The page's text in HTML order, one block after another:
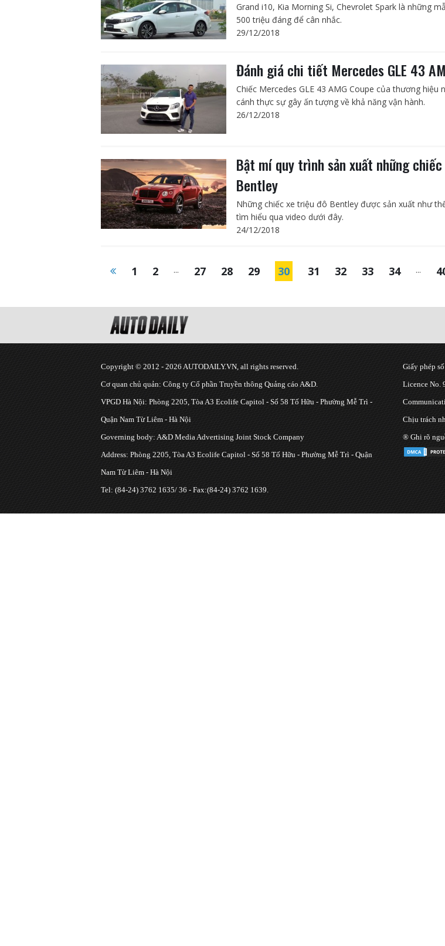
Grand i10, Kia Morning Si, Chevrolet Spark là những
500 triệu đáng để cân nhắc.
29/12/2018
Đánh giá chi tiết Mercedes GLE 43
Chiếc Mercedes GLE 43 AMG Coupe của thương hiệu
cánh thực sự gây ấn tượng về khả năng vận hành.
26/12/2018
Bật mí quy trình sản xuất những
Bentley
Những chiếc xe triệu đô Bentley được sản xuất như
tìm hiểu qua video dưới đây.
24/12/2018
1 2 ... 27 28 29 30 31 32 33 34 ...
Copyright © 2012 - 2026 AUTODAILY.VN, all rights reserved.
Cơ quan chủ quản: Công ty Cổ phần Truyền thông Quảng cáo A&D.
VPGD Hà Nội: Phòng 2205, Tòa A3 Ecolife Capitol - Số 58 Tố Hữu - Phường Mễ Trì -
Quận Nam Từ Liêm - Hà Nội
Governing body: A&D Media Advertising Joint Stock Company
Address: Phòng 2205, Tòa A3 Ecolife Capitol - Số 58 Tố Hữu - Phường Mễ Trì - Quận
Nam Từ Liêm - Hà Nội
Tel: (84-24) 3762 1635/ 36 - Fax:(84-24) 3762 1639.
Giấy phép
Licence No.
Chịu trách
® Ghi rõ